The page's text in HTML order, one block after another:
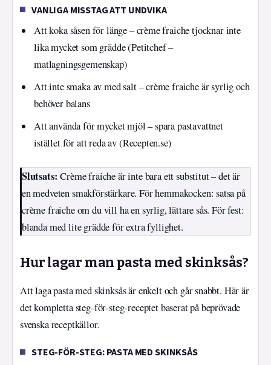
VANLIGA MISSTAG ATT UNDVIKA
Att koka såsen för länge – crème fraiche tjocknar inte
lika mycket som grädde (Petitchef –
matlagningsgemenskap)
Att inte smaka av med salt – crème fraiche är syrlig och
behöver balans
Att använda för mycket mjöl – spara pastavattnet
istället för att reda av (Recepten.se)
Slutsats: Crème fraiche är inte bara ett substitut – det är
en medveten smakförstärkare. För hemmakocken: satsa på
crème fraiche om du vill ha en syrlig, lättare sås. För fest:
blanda med lite grädde för extra fyllighet.
Hur lagar man pasta med skinksås?
Att laga pasta med skinksås är enkelt och går snabbt. Här är
det kompletta steg-för-steg-receptet baserat på beprövade
svenska receptkällor.
STEG-FÖR-STEG: PASTA MED SKINKSÅS